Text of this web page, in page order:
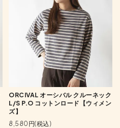
ORCIVAL オーシバル クルーネック
L/S P.O コットンロード【ウィメン
ズ】
8,580円(税込)